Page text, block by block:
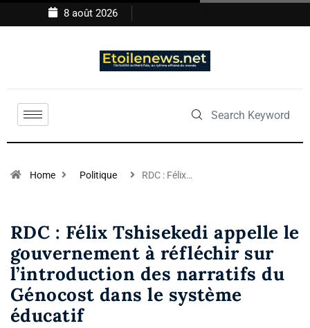
8 août 2026
Home Politique RDC : Félix…
RDC : Félix Tshisekedi appelle le
gouvernement à réfléchir sur
l’introduction des narratifs du
Génocost dans le système
éducatif